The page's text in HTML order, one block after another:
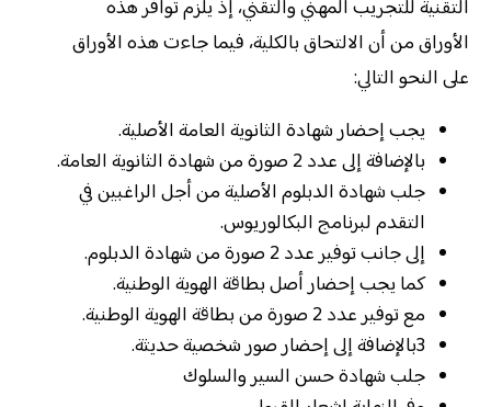
التقنية للتجريب المهني والتقني، إذ يلزم توافر هذه
الأوراق من أن الالتحاق بالكلية، فيما جاءت هذه الأوراق
على النحو التالي:
يجب إحضار شهادة الثانوية العامة الأصلية.
بالإضافة إلى عدد 2 صورة من شهادة الثانوية العامة.
جلب شهادة الدبلوم الأصلية من أجل الراغبين في
التقدم لبرنامج البكالوريوس.
إلى جانب توفير عدد 2 صورة من شهادة الدبلوم.
كما يجب إحضار أصل بطاقة الهوية الوطنية.
مع توفير عدد 2 صورة من بطاقة الهوية الوطنية.
3بالإضافة إلى إحضار صور شخصية حديثة.
جلب شهادة حسن السير والسلوك